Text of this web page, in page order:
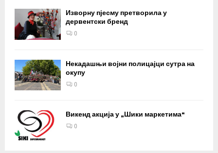
Изворну пјесму претворила у
дервентски бренд
0
Некадашњи војни полицајци сутра на
окупу
0
Викенд акција у „Шики маркетима“
0